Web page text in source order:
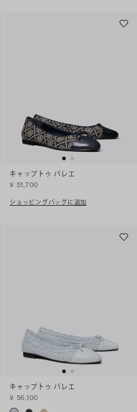
キャップトゥ バレエ
¥ 51,700
ショッピングバッグに追加
キャップトゥ バレエ
¥ 56,100